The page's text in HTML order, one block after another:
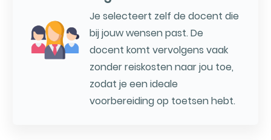
Je selecteert zelf de docent die
bij jouw wensen past. De
docent komt vervolgens vaak
zonder reiskosten naar jou toe,
zodat je een ideale
voorbereiding op toetsen hebt.